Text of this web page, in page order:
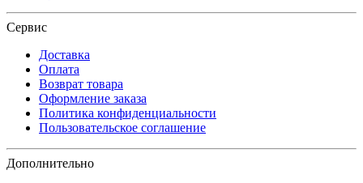
Сервис
Доставка
Оплата
Возврат товара
Оформление заказа
Политика конфиденциальности
Пользовательское соглашение
Дополнительно